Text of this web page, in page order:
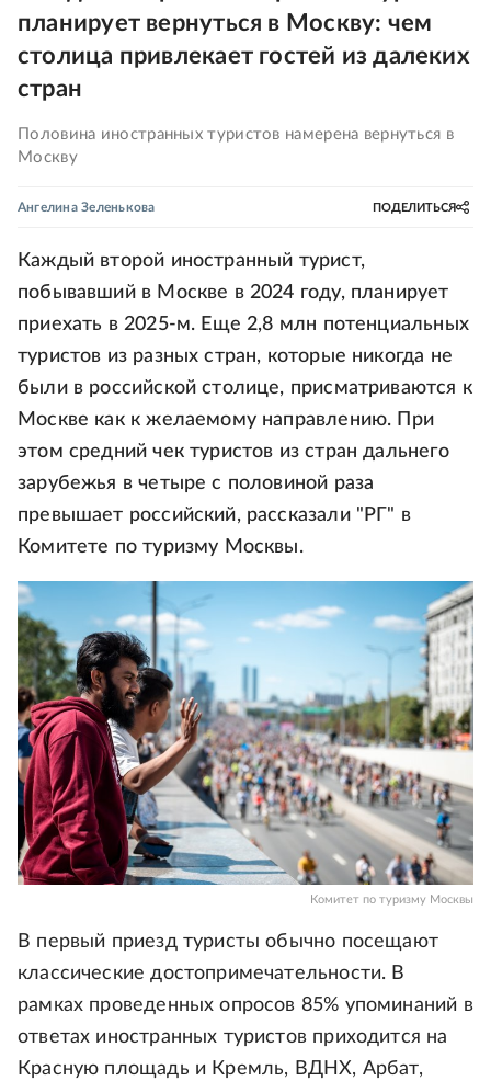
планирует вернуться в Москву: чем
столица привлекает гостей из далеких
стран
Половина иностранных туристов намерена вернуться в
Москву
Ангелина Зеленькова ПОДЕЛИТЬСЯ
Каждый второй иностранный турист,
побывавший в Москве в 2024 году, планирует
приехать в 2025-м. Еще 2,8 млн потенциальных
туристов из разных стран, которые никогда не
были в российской столице, присматриваются к
Москве как к желаемому направлению. При
этом средний чек туристов из стран дальнего
зарубежья в четыре с половиной раза
превышает российский, рассказали "РГ" в
Комитете по туризму Москвы.
Комитет по туризму Москвы
В первый приезд туристы обычно посещают
классические достопримечательности. В
рамках проведенных опросов 85% упоминаний в
ответах иностранных туристов приходится на
Красную площадь и Кремль, ВДНХ, Арбат,